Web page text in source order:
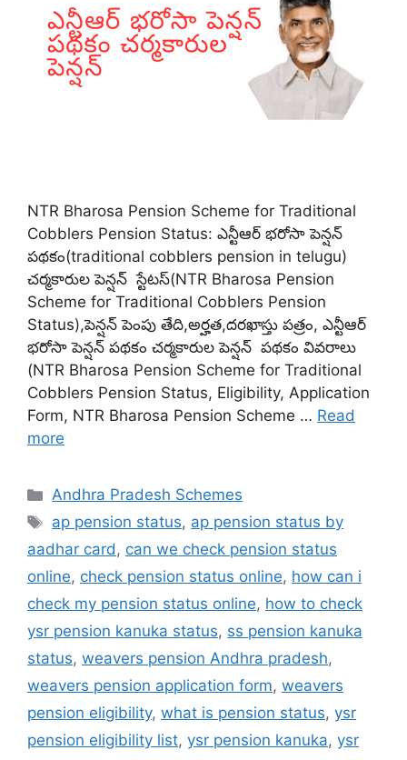
NTR Bharosa Pension Scheme for Traditional
Cobblers Pension Status: ఎన్టీఆర్ భరోసా పెన్షన్
పథకం(traditional cobblers pension in telugu)
చర్మకారుల పెన్షన్ స్టేటస్(NTR Bharosa Pension
Scheme for Traditional Cobblers Pension
Status),పెన్షన్ పెంపు తేది,అర్హత,దరఖాస్తు పత్రం, ఎన్టీఆర్
భరోసా పెన్షన్ పథకం చర్మకారుల పెన్షన్ పథకం వివరాలు
(NTR Bharosa Pension Scheme for Traditional
Cobblers Pension Status, Eligibility, Application
Form, NTR Bharosa Pension Scheme … Read
more
Categories
Andhra Pradesh Schemes
Tags
ap pension status, ap pension status by
aadhar card, can we check pension status
online, check pension status online, how can i
check my pension status online, how to check
ysr pension kanuka status, ss pension kanuka
status, weavers pension Andhra pradesh,
weavers pension application form, weavers
pension eligibility, what is pension status, ysr
pension eligibility list, ysr pension kanuka, ysr